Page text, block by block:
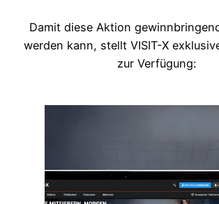
Damit diese Aktion
werden kann, stellt VISIT-X
zur Verfügung: